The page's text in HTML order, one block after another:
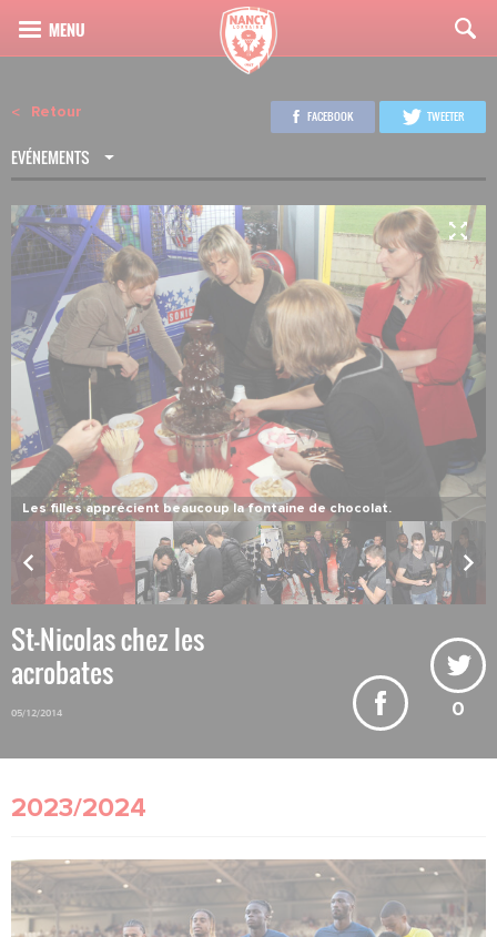
Retour
EVÉNEMENTS
FACEBOOK TWEETER
Vincent Muratori s'inscrit pour une partie de laser.
4
St-Nicolas chez les
acrobates
05/12/2014 0
2023/2024